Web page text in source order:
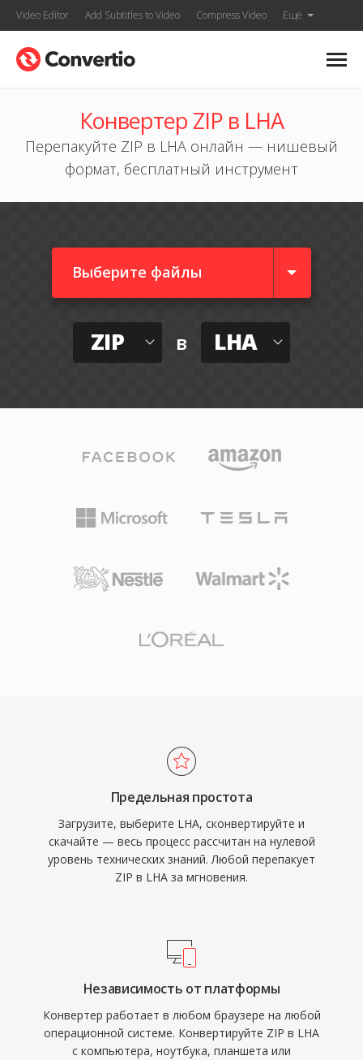
Video Editor Add Subtitles to Video Compress Video Ещё
Конвертер ZIP в LHA
Перепакуйте ZIP в LHA онлайн — нишевый
формат, бесплатный инструмент
Выберите файлы
ZIP в LHA
Предельная простота
Загрузите, выберите LHA, сконвертируйте и
скачайте — весь процесс рассчитан на нулевой
уровень технических знаний. Любой перепакует
ZIP в LHA за мгновения.
Независимость от платформы
Конвертер работает в любом браузере на любой
операционной системе. Конвертируйте ZIP в LHA
с компьютера, ноутбука, планшета или